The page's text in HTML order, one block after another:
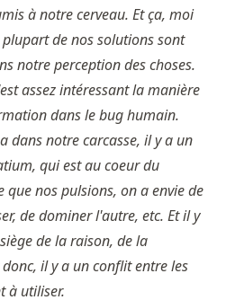
à notre cerveau. Et ça, moi
de nos solutions sont
notre perception des choses.
assez intéressant la manière
dans le bug humain.
dans notre carcasse, il y a un
qui est au coeur du
que nos pulsions, on a envie de
de dominer l'autre, etc. Et il y
de la raison, de la
il y a un conflit entre les
à utiliser.